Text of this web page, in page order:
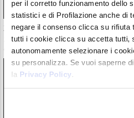
per il corretto funzionamento dello
statistici e di Profilazione anche di
negare il consenso clicca su rifiuta
tutti i cookie clicca su accetta tutti,
autonomamente selezionare i
su personalizza. Se vuoi saperne
la Privacy Policy.
30 milioni in crypto rubate con
guida classifica della vergogna
06/08/26 18:17